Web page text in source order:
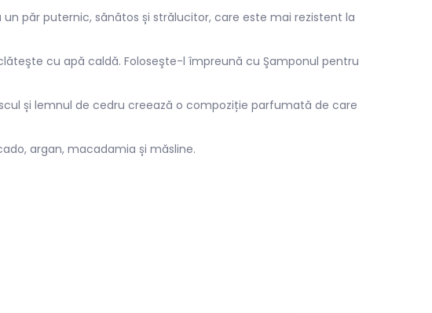
păr puternic, sănătos și strălucitor, care este mai rezistent la
cu apă caldă. Foloseşte-l împreună cu Şamponul pentru
și lemnul de cedru creează o compoziție parfumată de care
argan, macadamia și măsline.